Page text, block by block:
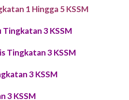
1 Hingga 5 KSSM
Tingkatan 3 KSSM
Tingkatan 3 KSSM
3 KSSM
3 KSSM